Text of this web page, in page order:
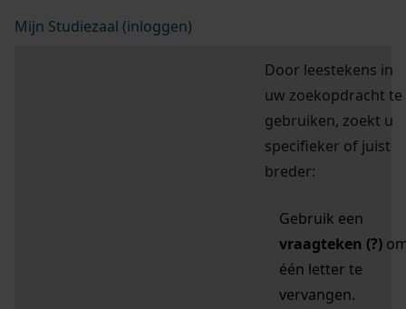
Mijn Studiezaal (inloggen)
Door leestekens in
uw zoekopdracht te
gebruiken, zoekt u
specifieker of juist
breder:
Gebruik een
vraagteken (?)
één letter te
vervangen.